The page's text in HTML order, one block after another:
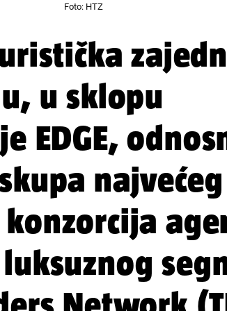
Foto: HTZ
u sklopu
EDGE,
najvećeg